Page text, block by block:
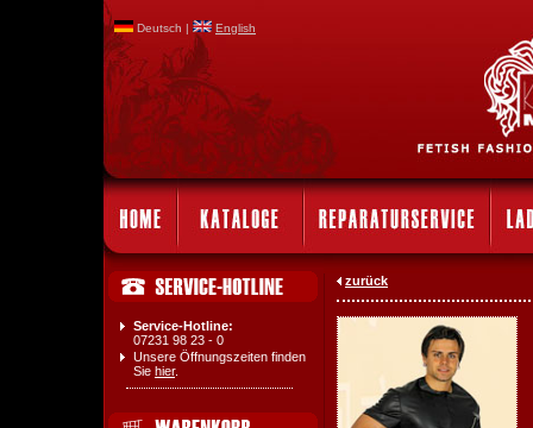
Deutsch | English
Service-Hotline:
07231 98 23 - 0
Unsere Öffnungszeiten finden
Sie hier.
zurück